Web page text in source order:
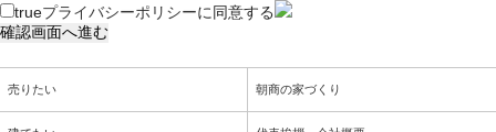
trueプライバシーポリシーに同意する
売りたい 朝商の家づくり